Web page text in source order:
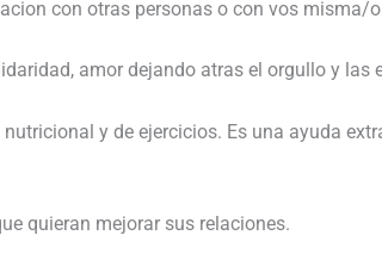
con otras personas o con vos misma/
amor dejando atras el orgullo y las
y de ejercicios. Es una ayuda
quieran mejorar sus relaciones.